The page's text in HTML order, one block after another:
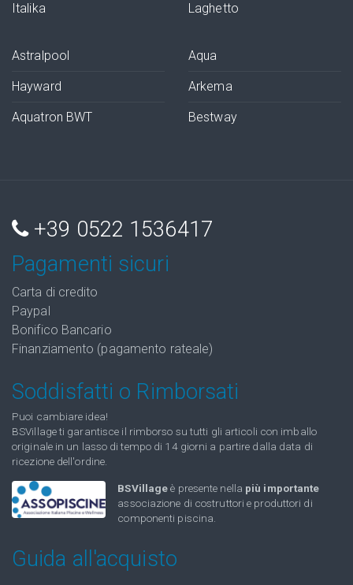
Italika Laghetto
Astralpool
Hayward
Aquatron BWT
Aqua
Arkema
Bestway
+39 0522 1536417
Pagamenti sicuri
Carta di credito
Paypal
Bonifico Bancario
Finanziamento (pagamento rateale)
Soddisfatti o Rimborsati
Puoi cambiare idea!
BSVillage ti garantisce il rimborso su tutti gli articoli con imballo
originale in un lasso di tempo di 14 giorni a partire dalla data di
ricezione dell'ordine.
BSVillageè presente nella più importante
associazione di costruttori e produttori di
componenti piscina.
Guida all'acquisto